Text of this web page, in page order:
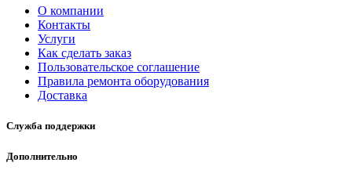
О компании
Контакты
Услуги
Как сделать заказ
Пользовательское соглашение
Правила ремонта оборудования
Доставка
Служба поддержки
Дополнительно